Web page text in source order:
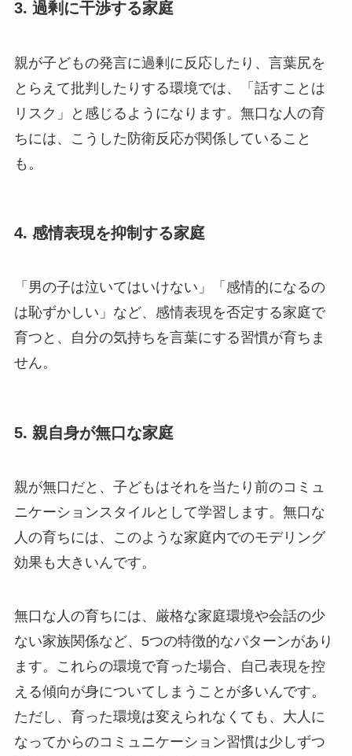
3. 過剰に干渉する家庭
親が子どもの発言に過剰に反応したり、言葉尻を
とらえて批判したりする環境では、「話すことは
リスク」と感じるようになります。無口な人の育
ちには、こうした防衛反応が関係していること
も。
4. 感情表現を抑制する家庭
「男の子は泣いてはいけない」「感情的になるの
は恥ずかしい」など、感情表現を否定する家庭で
育つと、自分の気持ちを言葉にする習慣が育ちま
せん。
5. 親自身が無口な家庭
親が無口だと、子どもはそれを当たり前のコミュ
ニケーションスタイルとして学習します。無口な
人の育ちには、このような家庭内でのモデリング
効果も大きいんです。
無口な人の育ちには、厳格な家庭環境や会話の少
ない家族関係など、5つの特徴的なパターンがあり
ます。これらの環境で育った場合、自己表現を控
える傾向が身についてしまうことが多いんです。
ただし、育った環境は変えられなくても、大人に
なってからのコミュニケーション習慣は少しずつ